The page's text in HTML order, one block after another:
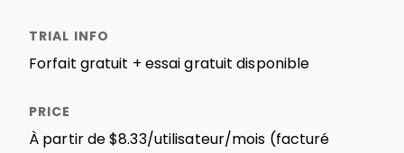
Forfait gratuit + essai gratuit disponible
À partir de $8.33/utilisateur/mois (facturé